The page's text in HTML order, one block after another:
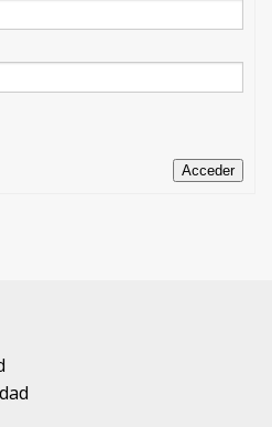
Acceder